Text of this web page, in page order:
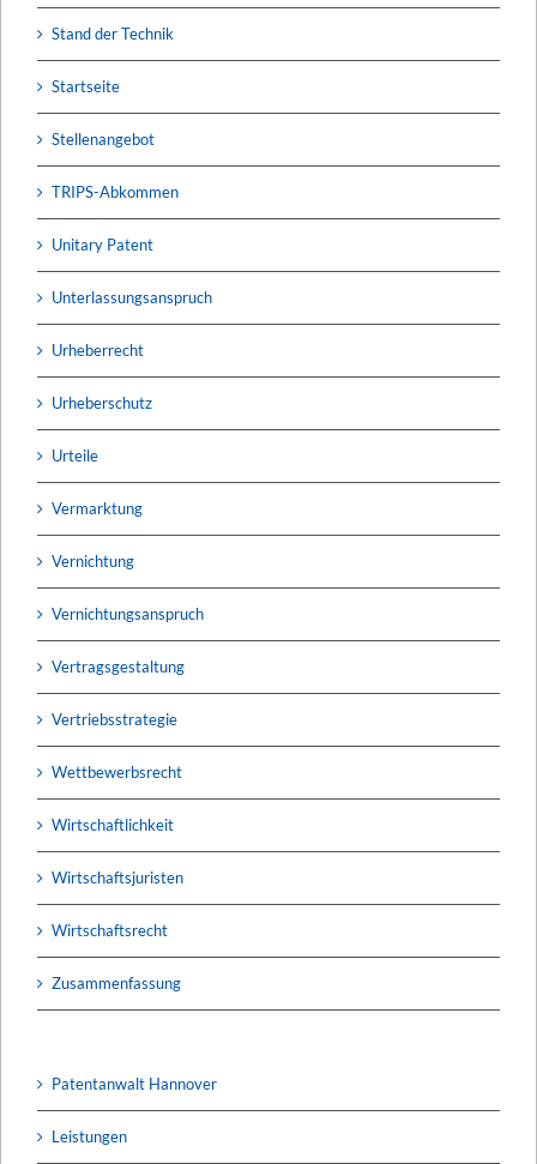
Stand der Technik
Startseite
Stellenangebot
TRIPS-Abkommen
Unitary Patent
Unterlassungsanspruch
Urheberrecht
Urheberschutz
Urteile
Vermarktung
Vernichtung
Vernichtungsanspruch
Vertragsgestaltung
Vertriebsstrategie
Wettbewerbsrecht
Wirtschaftlichkeit
Wirtschaftsjuristen
Wirtschaftsrecht
Zusammenfassung
Patentanwalt Hannover
Leistungen